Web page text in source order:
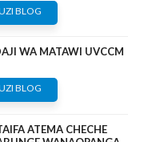
BLOG
WA MATAWI UVCCM
BLOG
ATEMA CHECHE